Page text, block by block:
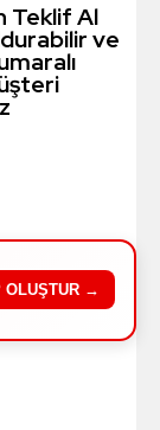
Teklif Al
ve
OLUŞTUR →